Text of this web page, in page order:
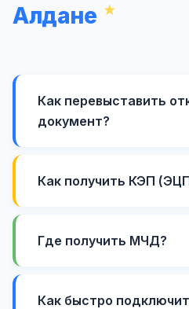
Алдане
Как перевыставить
документ?
Как получить КЭП
Где получить МЧД?
Как быстро